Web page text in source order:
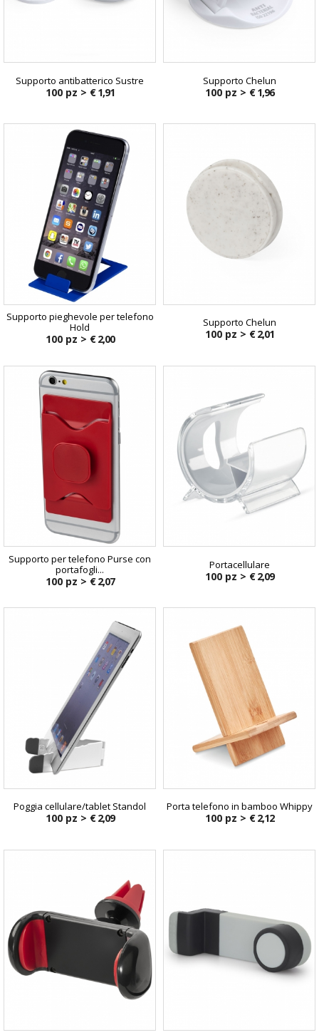
Supporto antibatterico Sustre
100 pz > € 1,91
Supporto Chelun
100 pz > € 1,96
Supporto pieghevole per telefono
Hold
100 pz > € 2,00
Supporto Chelun
100 pz > € 2,01
Supporto per telefono Purse con
portafogli...
100 pz > € 2,07
Portacellulare
100 pz > € 2,09
Poggia cellulare/tablet Standol
100 pz > € 2,09
Porta telefono in bamboo Whippy
100 pz > € 2,12